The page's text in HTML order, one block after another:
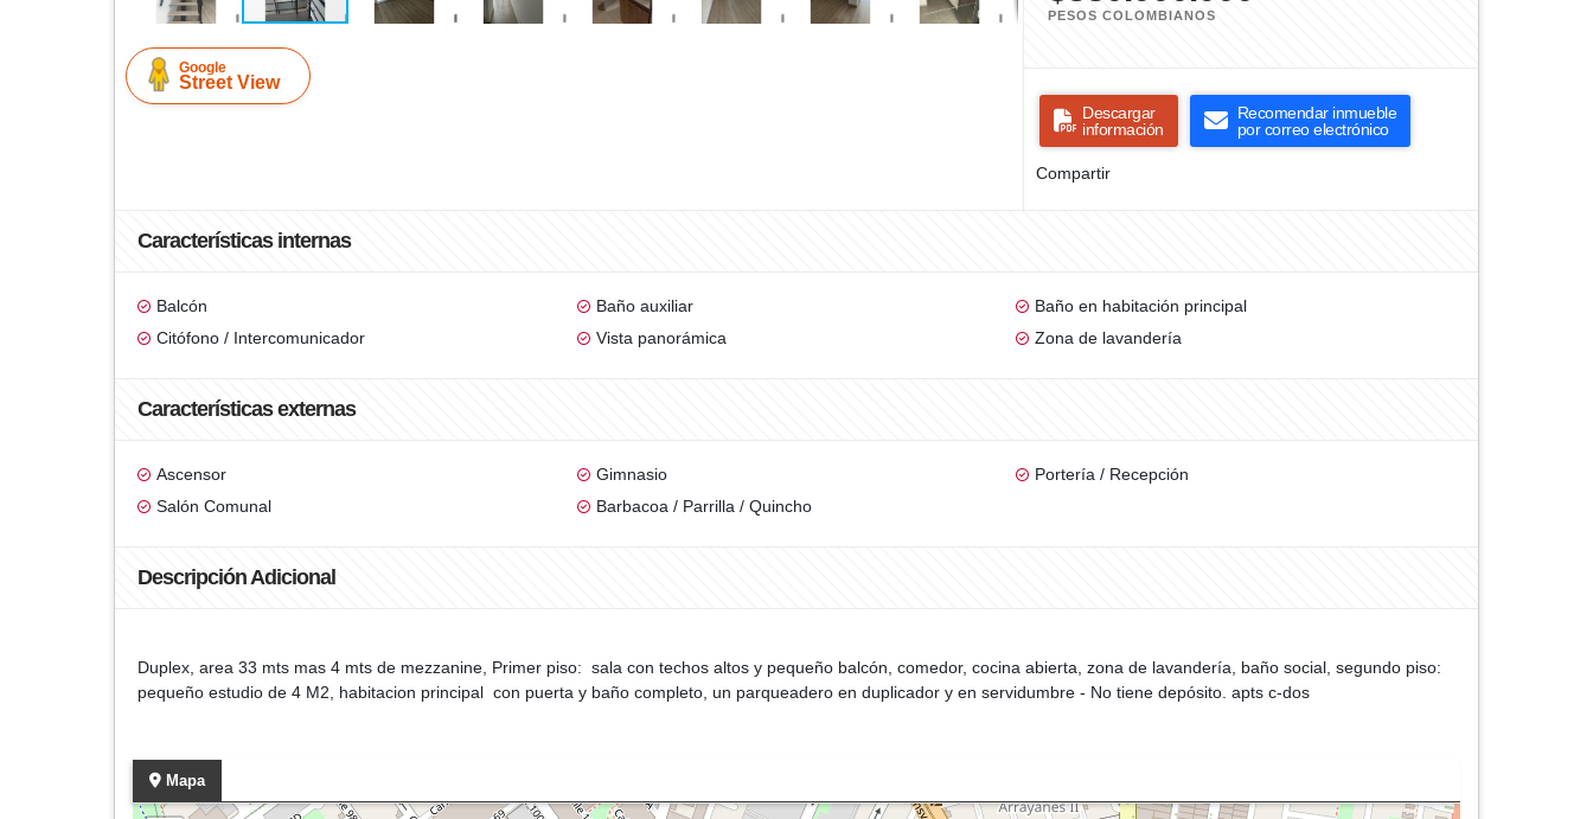
Google
Street View
PESOS COLOMBIANOS
Descargar
información
Recomendar inmueble
por correo electrónico
Compartir
Características internas
Balcón Baño auxiliar
Baño en habitación principal
Citófono / Intercomunicador
Vista panorámica Zona de lavandería
Características externas
Ascensor Gimnasio
Portería / Recepción
Salón Comunal
Barbacoa / Parrilla / Quincho
Descripción Adicional
Duplex, area 33 mts mas 4 mts de mezzanine, Primer piso: sala con techos altos y pequeño balcón, comedor, cocina abierta, zona de lavandería, baño social, segundo piso:
pequeño estudio de 4 M2, habitacion principal con puerta y baño completo, un parqueadero en duplicador y en servidumbre - No tiene depósito. apts c-dos
Mapa